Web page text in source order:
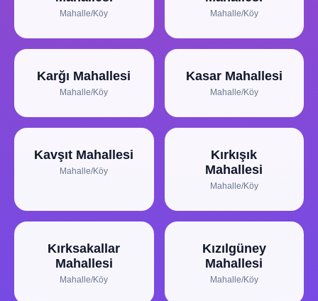
Mahalle/Köy Mahalle/Köy
Karğı Mahallesi
Mahalle/Köy
Kasar Mahallesi
Mahalle/Köy
Kavşıt Mahallesi
Mahalle/Köy
Kırkışık
Mahallesi
Mahalle/Köy
Kırksakallar
Mahallesi
Mahalle/Köy
Kızılgüney
Mahallesi
Mahalle/Köy